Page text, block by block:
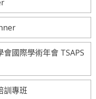
國際學術年會 TSAPS
訓專班